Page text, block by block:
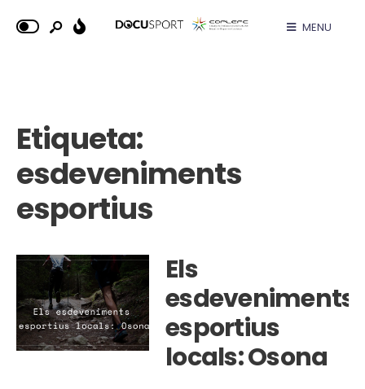
MENU
Etiqueta:
esdeveniments
esportius
Els
esdeveniments
esportius
locals: Osona